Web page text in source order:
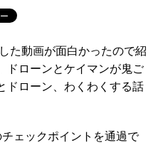
た動画が面白かったので紹
ドローンとケイマンが鬼ご
ドローン、わくわくする話
ェックポイントを通過で